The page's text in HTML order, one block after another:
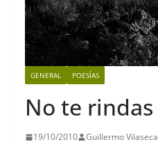
GENERAL POESÍAS
No te rindas
19/10/2010 Guillermo Vilaseca